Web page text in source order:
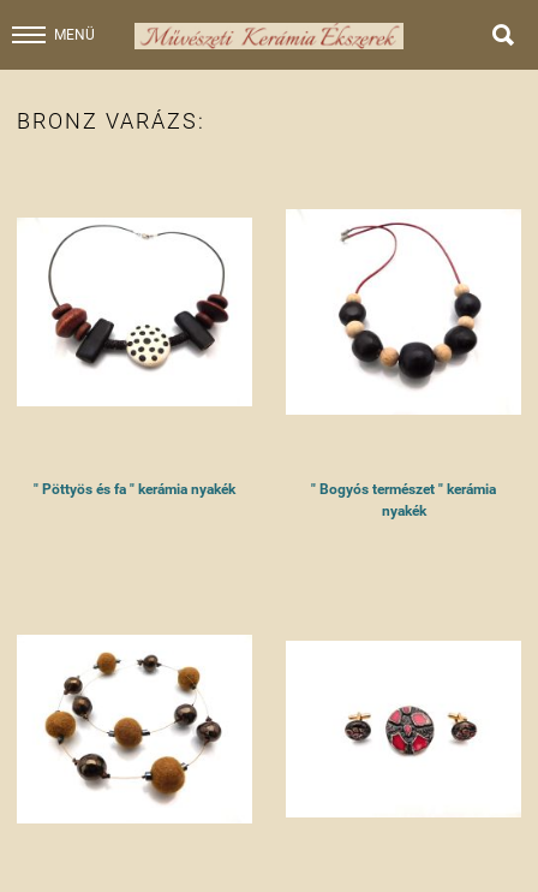
MENÜ 
BRONZ VARÁZS:
" Pöttyös és fa " kerámia nyakék
" Bogyós természet " kerámia
nyakék